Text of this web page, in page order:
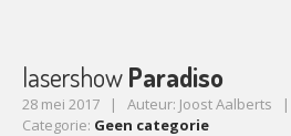
GALERIJ
lasershowParadiso
28 mei 2017 | Auteur: Joost Aalberts |
Categorie: Geen categorie